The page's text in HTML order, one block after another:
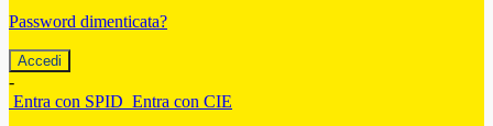
Password dimenticata?
-
Entra con SPID Entra con CIE